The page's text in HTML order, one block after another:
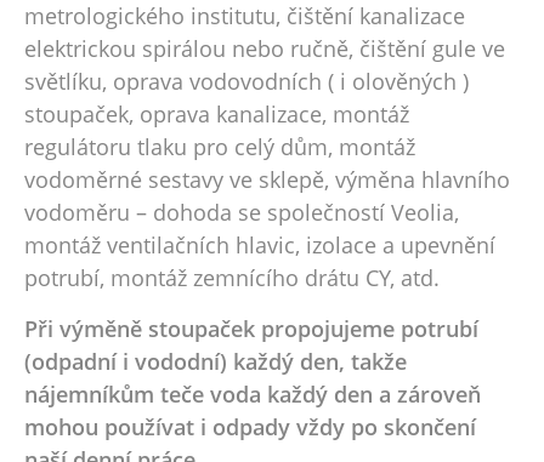
metrologického institutu, čištění kanalizace
elektrickou spirálou nebo ručně, čištění gule ve
světlíku, oprava vodovodních ( i olověných )
stoupaček, oprava kanalizace, montáž
regulátoru tlaku pro celý dům, montáž
vodoměrné sestavy ve sklepě, výměna hlavního
vodoměru – dohoda se společností Veolia,
montáž ventilačních hlavic, izolace a upevnění
potrubí, montáž zemnícího drátu CY, atd.
Při výměně stoupaček propojujeme potrubí
(odpadní i vododní) každý den, takže
nájemníkům teče voda každý den a zároveň
mohou používat i odpady vždy po skončení